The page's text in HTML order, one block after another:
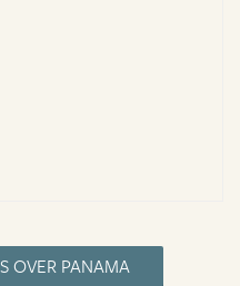
OVER PANAMA